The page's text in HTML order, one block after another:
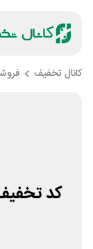
کانال تخفیف